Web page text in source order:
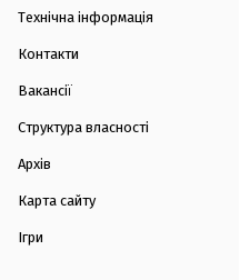
Технічна інформація
Контакти
Вакансії
Структура власності
Архів
Карта сайту
Ігри